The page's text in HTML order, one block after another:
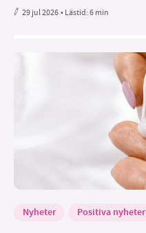
29 jul 2026• Lästid:6 min
Nyheter Positiva nyheter